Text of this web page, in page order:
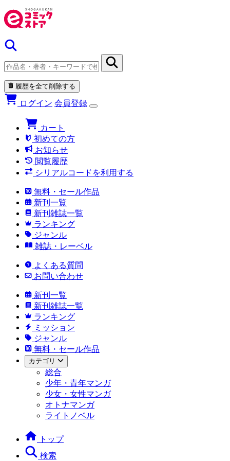
履歴を全て削除する
ログイン 会員登録
カート
初めての方
お知らせ
閲覧履歴
シリアルコードを利用する
無料・セール作品
新刊一覧
新刊雑誌一覧
ランキング
ジャンル
雑誌・レーベル
よくある質問
お問い合わせ
新刊一覧
新刊雑誌一覧
ランキング
ミッション
ジャンル
無料・セール作品
カテゴリ
総合
少年・青年マンガ
少女・女性マンガ
オトナマンガ
ライトノベル
トップ
検索